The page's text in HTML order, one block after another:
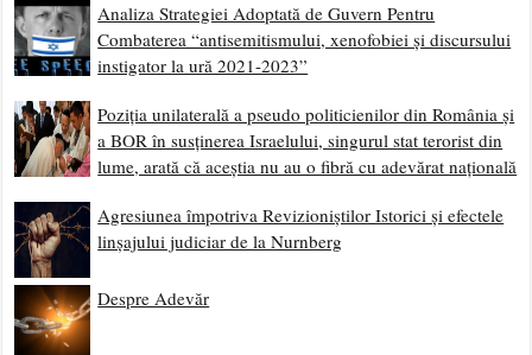
Analiza Strategiei Adoptată de Guvern Pentru
Combaterea “antisemitismului, xenofobiei și discursului
instigator la ură 2021-2023”
Poziția unilaterală a pseudo politicienilor din România și
a BOR în susținerea Israelului, singurul stat terorist din
lume, arată că aceștia nu au o fibră cu adevărat națională
Agresiunea împotriva Revizioniștilor Istorici și efectele
linșajului judiciar de la Nurnberg
Despre Adevăr